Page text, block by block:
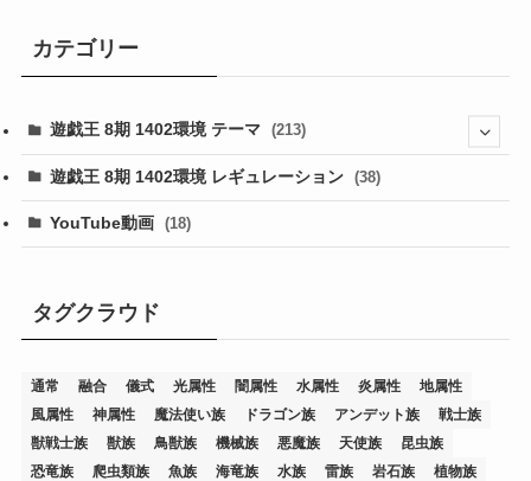
カテゴリー
遊戯王 8期 1402環境 テーマ (213)
(76)
(19)
(1)
(1)
(1)
(2)
(36)
(3)
(4)
(1)
(1)
(8)
(3)
(67)
(1)
(12)
(19)
(3)
(2)
(3)
(1)
(4)
(1)
(12)
(5)
(1)
(1)
(1)
(4)
(9)
(4)
(11)
(47)
(1)
(1)
(1)
(21)
(1)
(1)
(5)
(59)
(23)
(33)
遊戯王 8期 1402環境 レギュレーション (38)
YouTube動画 (18)
タグクラウド
通常 融合 儀式 光属性 闇属性 水属性 炎属性
地属性
風属性
神属性 魔法使い族 ドラゴン族 アンデット族
戦士族
獣戦士族
獣族 鳥獣族 機械族 悪魔族 天使族
昆虫族
恐竜族
爬虫類族 魚族 海竜族 水族 雷族 岩石族 植物族